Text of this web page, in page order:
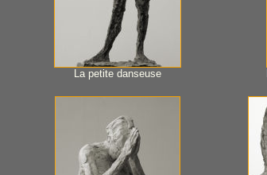
La petite danseuse